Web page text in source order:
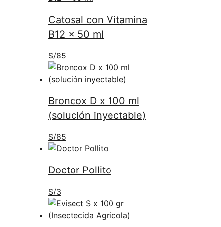
Catosal con Vitamina
B12 x 50 ml
S/85
Broncox D x 100 ml
(solución inyectable)
S/85
Doctor Pollito
S/3